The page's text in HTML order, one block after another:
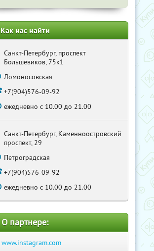
Как нас найти
Санкт-Петербург, проспект
Большевиков, 75к1
Ломоносовская
+7(904)576-09-92
ежедневно с 10.00 до 21.00
Санкт-Петербург, Каменноостровский
проспект, 29
Петроградская
+7(904)576-09-92
ежедневно с 10.00 до 21.00
О партнере:
www.instagram.com